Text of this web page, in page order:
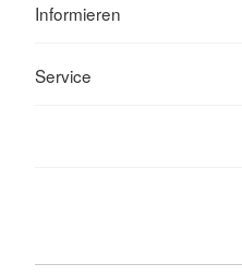
Informieren
Service